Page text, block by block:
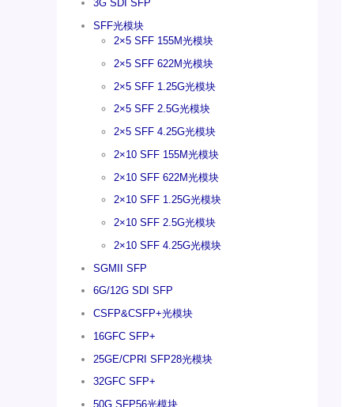
3G SDI SFP
SFF光模块
2×5 SFF 155M光模块
2×5 SFF 622M光模块
2×5 SFF 1.25G光模块
2×5 SFF 2.5G光模块
2×5 SFF 4.25G光模块
2×10 SFF 155M光模块
2×10 SFF 622M光模块
2×10 SFF 1.25G光模块
2×10 SFF 2.5G光模块
2×10 SFF 4.25G光模块
SGMII SFP
6G/12G SDI SFP
CSFP&CSFP+光模块
16GFC SFP+
25GE/CPRI SFP28光模块
32GFC SFP+
50G SFP56光模块